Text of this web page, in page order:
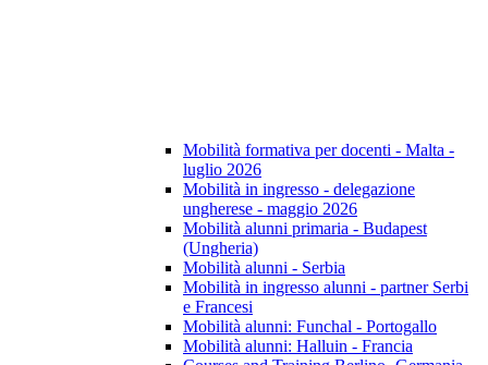
Mobilità formativa per docenti - Malta -
luglio 2026
Mobilità in ingresso - delegazione
ungherese - maggio 2026
Mobilità alunni primaria - Budapest
(Ungheria)
Mobilità alunni - Serbia
Mobilità in ingresso alunni - partner Serbi
e Francesi
Mobilità alunni: Funchal - Portogallo
Mobilità alunni: Halluin - Francia